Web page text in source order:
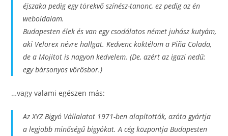
éjszaka pedig egy törekvő színész-tanonc, ez pedig az én
weboldalam.
Budapesten élek és van egy csodálatos német juhász kutyám,
aki Velorex névre hallgat. Kedvenc koktélom a Piña Colada,
de a Mojitot is nagyon kedvelem. (De, azért az igazi nedű:
egy bársonyos vörösbor.)
…vagy valami egészen más:
Az XYZ Bigyó Vállalatot 1971-ben alapították, azóta gyártja
a legjobb minőségű bigyókat. A cég központja Budapesten